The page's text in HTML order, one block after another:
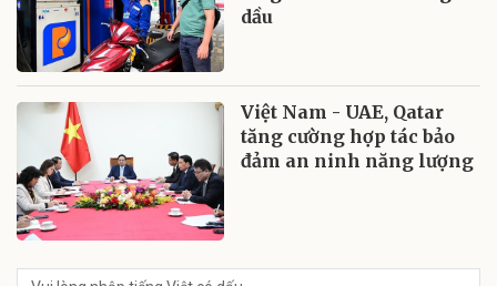
dầu
Việt Nam - UAE, Qatar
tăng cường hợp tác bảo
đảm an ninh năng lượng